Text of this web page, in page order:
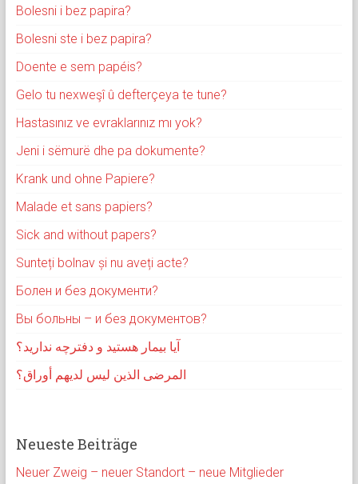
Bolesni i bez papira?
Bolesni ste i bez papira?
Doente e sem papéis?
Gelo tu nexweşî û defterçeya te tune?
Hastasınız ve evraklarınız mı yok?
Jeni i sëmurë dhe pa dokumente?
Krank und ohne Papiere?
Malade et sans papiers?
Sick and without papers?
Sunteți bolnav și nu aveți acte?
Болен и без документи?
Вы больны – и без документов?
آیا بیمار هستید و دفترچه ندارید؟
المرضى الذين ليس لديهم أوراق؟
Neueste Beiträge
Neuer Zweig – neuer Standort – neue Mitglieder